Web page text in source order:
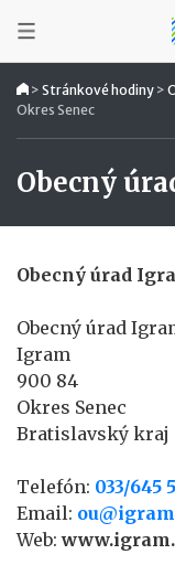
> Stránkové hodiny >
Okres Senec
Obecný
Obecný úrad
Obecný úrad
Igram
900 84
Okres Senec
Bratislavský kraj
Telefón: 033/645
Email:
Web: